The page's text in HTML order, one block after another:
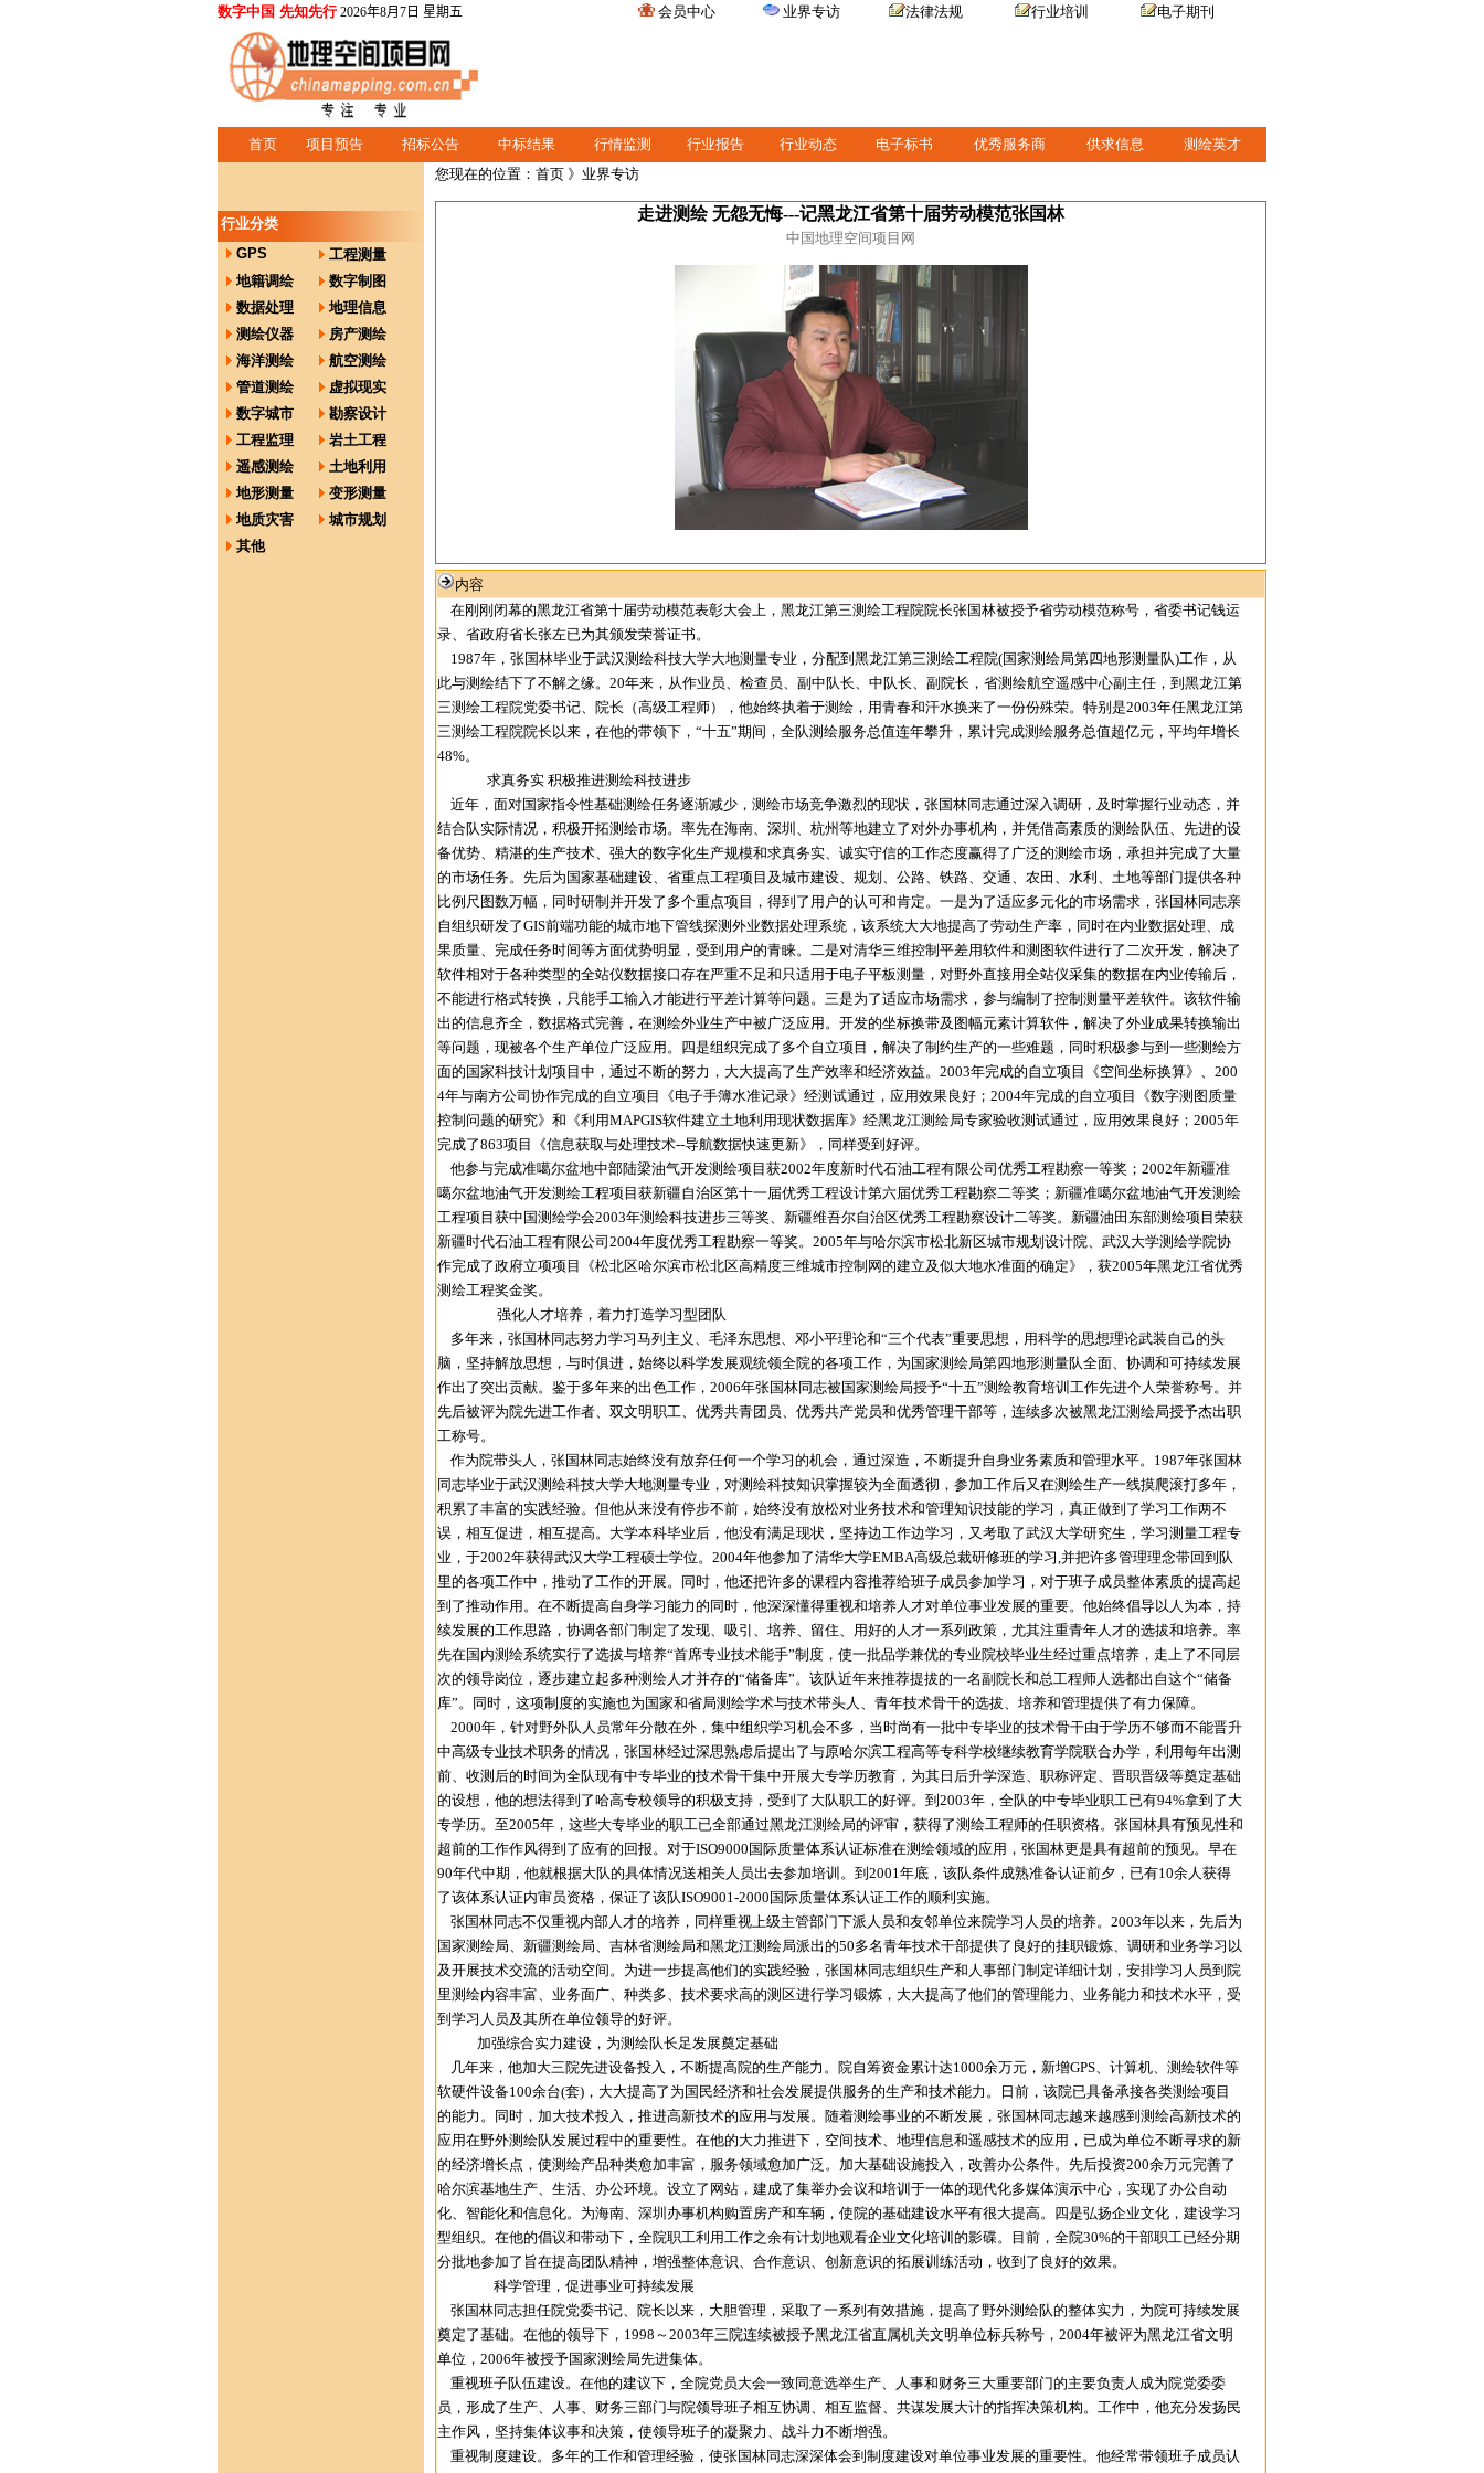
数字中国 先知先行 2026年8月7日 星期五 会员中心 业界专访 法律法规 行业培训 电子期刊
首页 项目预告 招标公告 中标结果 行情监测 行业报告 行业动态 电子标书 优秀服务商 供求信息 测绘英才
行业分类
GPS
工程测量
地籍调绘
数字制图
数据处理
地理信息
测绘仪器
房产测绘
海洋测绘
航空测绘
管道测绘
虚拟现实
数字城市
勘察设计
工程监理
岩土工程
遥感测绘
土地利用
地形测量
变形测量
地质灾害
城市规划
其他
您现在的位置： 首页 》业界专访
走进测绘 无怨无悔---记黑龙江省第十届劳动模范张国林
中国地理空间项目网
内容
在刚刚闭幕的黑龙江省第十届劳动模范表彰大会上，黑龙江第三测绘工程院院长张国林被授予省劳动模范称号，省委书记钱运
录、省政府省长张左已为其颁发荣誉证书。
1987年，张国林毕业于武汉测绘科技大学大地测量专业，分配到黑龙江第三测绘工程院(国家测绘局第四地形测量队)工作，从
此与测绘结下了不解之缘。20年来，从作业员、检查员、副中队长、中队长、副院长，省测绘航空遥感中心副主任，到黑龙江第
三测绘工程院党委书记、院长（高级工程师），他始终执着于测绘，用青春和汗水换来了一份份殊荣。特别是2003年任黑龙江第
三测绘工程院院长以来，在他的带领下，“十五”期间，全队测绘服务总值连年攀升，累计完成测绘服务总值超亿元，平均年增长
48%。
求真务实 积极推进测绘科技进步
近年，面对国家指令性基础测绘任务逐渐减少，测绘市场竞争激烈的现状，张国林同志通过深入调研，及时掌握行业动态，并
结合队实际情况，积极开拓测绘市场。率先在海南、深圳、杭州等地建立了对外办事机构，并凭借高素质的测绘队伍、先进的设
备优势、精湛的生产技术、强大的数字化生产规模和求真务实、诚实守信的工作态度赢得了广泛的测绘市场，承担并完成了大量
的市场任务。先后为国家基础建设、省重点工程项目及城市建设、规划、公路、铁路、交通、农田、水利、土地等部门提供各种
比例尺图数万幅，同时研制并开发了多个重点项目，得到了用户的认可和肯定。一是为了适应多元化的市场需求，张国林同志亲
自组织研发了GIS前端功能的城市地下管线探测外业数据处理系统，该系统大大地提高了劳动生产率，同时在内业数据处理、成
果质量、完成任务时间等方面优势明显，受到用户的青睐。二是对清华三维控制平差用软件和测图软件进行了二次开发，解决了
软件相对于各种类型的全站仪数据接口存在严重不足和只适用于电子平板测量，对野外直接用全站仪采集的数据在内业传输后，
不能进行格式转换，只能手工输入才能进行平差计算等问题。三是为了适应市场需求，参与编制了控制测量平差软件。该软件输
出的信息齐全，数据格式完善，在测绘外业生产中被广泛应用。开发的坐标换带及图幅元素计算软件，解决了外业成果转换输出
等问题，现被各个生产单位广泛应用。四是组织完成了多个自立项目，解决了制约生产的一些难题，同时积极参与到一些测绘方
面的国家科技计划项目中，通过不断的努力，大大提高了生产效率和经济效益。2003年完成的自立项目《空间坐标换算》、200
4年与南方公司协作完成的自立项目《电子手簿水准记录》经测试通过，应用效果良好；2004年完成的自立项目《数字测图质量
控制问题的研究》和《利用MAPGIS软件建立土地利用现状数据库》经黑龙江测绘局专家验收测试通过，应用效果良好；2005年
完成了863项目《信息获取与处理技术--导航数据快速更新》，同样受到好评。
他参与完成准噶尔盆地中部陆梁油气开发测绘项目获2002年度新时代石油工程有限公司优秀工程勘察一等奖；2002年新疆准
噶尔盆地油气开发测绘工程项目获新疆自治区第十一届优秀工程设计第六届优秀工程勘察二等奖；新疆准噶尔盆地油气开发测绘
工程项目获中国测绘学会2003年测绘科技进步三等奖、新疆维吾尔自治区优秀工程勘察设计二等奖。新疆油田东部测绘项目荣获
新疆时代石油工程有限公司2004年度优秀工程勘察一等奖。2005年与哈尔滨市松北新区城市规划设计院、武汉大学测绘学院协
作完成了政府立项项目《松北区哈尔滨市松北区高精度三维城市控制网的建立及似大地水准面的确定》，获2005年黑龙江省优秀
测绘工程奖金奖。
强化人才培养，着力打造学习型团队
多年来，张国林同志努力学习马列主义、毛泽东思想、邓小平理论和“三个代表”重要思想，用科学的思想理论武装自己的头
脑，坚持解放思想，与时俱进，始终以科学发展观统领全院的各项工作，为国家测绘局第四地形测量队全面、协调和可持续发展
作出了突出贡献。鉴于多年来的出色工作，2006年张国林同志被国家测绘局授予“十五”测绘教育培训工作先进个人荣誉称号。并
先后被评为院先进工作者、双文明职工、优秀共青团员、优秀共产党员和优秀管理干部等，连续多次被黑龙江测绘局授予杰出职
工称号。
作为院带头人，张国林同志始终没有放弃任何一个学习的机会，通过深造，不断提升自身业务素质和管理水平。1987年张国林
同志毕业于武汉测绘科技大学大地测量专业，对测绘科技知识掌握较为全面透彻，参加工作后又在测绘生产一线摸爬滚打多年，
积累了丰富的实践经验。但他从来没有停步不前，始终没有放松对业务技术和管理知识技能的学习，真正做到了学习工作两不
误，相互促进，相互提高。大学本科毕业后，他没有满足现状，坚持边工作边学习，又考取了武汉大学研究生，学习测量工程专
业，于2002年获得武汉大学工程硕士学位。2004年他参加了清华大学EMBA高级总裁研修班的学习,并把许多管理理念带回到队
里的各项工作中，推动了工作的开展。同时，他还把许多的课程内容推荐给班子成员参加学习，对于班子成员整体素质的提高起
到了推动作用。在不断提高自身学习能力的同时，他深深懂得重视和培养人才对单位事业发展的重要。他始终倡导以人为本，持
续发展的工作思路，协调各部门制定了发现、吸引、培养、留住、用好的人才一系列政策，尤其注重青年人才的选拔和培养。率
先在国内测绘系统实行了选拔与培养“首席专业技术能手”制度，使一批品学兼优的专业院校毕业生经过重点培养，走上了不同层
次的领导岗位，逐步建立起多种测绘人才并存的“储备库”。该队近年来推荐提拔的一名副院长和总工程师人选都出自这个“储备
库”。同时，这项制度的实施也为国家和省局测绘学术与技术带头人、青年技术骨干的选拔、培养和管理提供了有力保障。
2000年，针对野外队人员常年分散在外，集中组织学习机会不多，当时尚有一批中专毕业的技术骨干由于学历不够而不能晋升
中高级专业技术职务的情况，张国林经过深思熟虑后提出了与原哈尔滨工程高等专科学校继续教育学院联合办学，利用每年出测
前、收测后的时间为全队现有中专毕业的技术骨干集中开展大专学历教育，为其日后升学深造、职称评定、晋职晋级等奠定基础
的设想，他的想法得到了哈高专校领导的积极支持，受到了大队职工的好评。到2003年，全队的中专毕业职工已有94%拿到了大
专学历。至2005年，这些大专毕业的职工已全部通过黑龙江测绘局的评审，获得了测绘工程师的任职资格。张国林具有预见性和
超前的工作作风得到了应有的回报。对于ISO9000国际质量体系认证标准在测绘领域的应用，张国林更是具有超前的预见。早在
90年代中期，他就根据大队的具体情况送相关人员出去参加培训。到2001年底，该队条件成熟准备认证前夕，已有10余人获得
了该体系认证内审员资格，保证了该队ISO9001-2000国际质量体系认证工作的顺利实施。
张国林同志不仅重视内部人才的培养，同样重视上级主管部门下派人员和友邻单位来院学习人员的培养。2003年以来，先后为
国家测绘局、新疆测绘局、吉林省测绘局和黑龙江测绘局派出的50多名青年技术干部提供了良好的挂职锻炼、调研和业务学习以
及开展技术交流的活动空间。为进一步提高他们的实践经验，张国林同志组织生产和人事部门制定详细计划，安排学习人员到院
里测绘内容丰富、业务面广、种类多、技术要求高的测区进行学习锻炼，大大提高了他们的管理能力、业务能力和技术水平，受
到学习人员及其所在单位领导的好评。
加强综合实力建设，为测绘队长足发展奠定基础
几年来，他加大三院先进设备投入，不断提高院的生产能力。院自筹资金累计达1000余万元，新增GPS、计算机、测绘软件等
软硬件设备100余台(套)，大大提高了为国民经济和社会发展提供服务的生产和技术能力。日前，该院已具备承接各类测绘项目
的能力。同时，加大技术投入，推进高新技术的应用与发展。随着测绘事业的不断发展，张国林同志越来越感到测绘高新技术的
应用在野外测绘队发展过程中的重要性。在他的大力推进下，空间技术、地理信息和遥感技术的应用，已成为单位不断寻求的新
的经济增长点，使测绘产品种类愈加丰富，服务领域愈加广泛。加大基础设施投入，改善办公条件。先后投资200余万元完善了
哈尔滨基地生产、生活、办公环境。设立了网站，建成了集举办会议和培训于一体的现代化多媒体演示中心，实现了办公自动
化、智能化和信息化。为海南、深圳办事机构购置房产和车辆，使院的基础建设水平有很大提高。四是弘扬企业文化，建设学习
型组织。在他的倡议和带动下，全院职工利用工作之余有计划地观看企业文化培训的影碟。目前，全院30%的干部职工已经分期
分批地参加了旨在提高团队精神，增强整体意识、合作意识、创新意识的拓展训练活动，收到了良好的效果。
科学管理，促进事业可持续发展
张国林同志担任院党委书记、院长以来，大胆管理，采取了一系列有效措施，提高了野外测绘队的整体实力，为院可持续发展
奠定了基础。在他的领导下，1998～2003年三院连续被授予黑龙江省直属机关文明单位标兵称号，2004年被评为黑龙江省文明
单位，2006年被授予国家测绘局先进集体。
重视班子队伍建设。在他的建议下，全院党员大会一致同意选举生产、人事和财务三大重要部门的主要负责人成为院党委委
员，形成了生产、人事、财务三部门与院领导班子相互协调、相互监督、共谋发展大计的指挥决策机构。工作中，他充分发扬民
主作风，坚持集体议事和决策，使领导班子的凝聚力、战斗力不断增强。
重视制度建设。多年的工作和管理经验，使张国林同志深深体会到制度建设对单位事业发展的重要性。他经常带领班子成员认